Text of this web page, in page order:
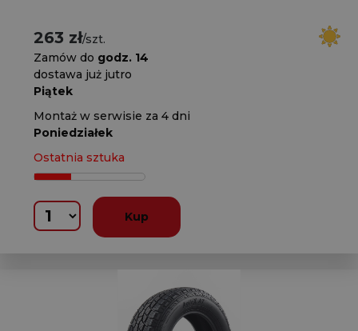
263 zł/szt.
Zamów do godz. 14
dostawa już jutro
Piątek
Montaż w serwisie za 4 dni
Poniedziałek
Ostatnia sztuka
Kup